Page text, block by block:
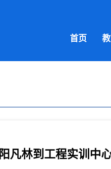
首页
阳凡林到工程实训中